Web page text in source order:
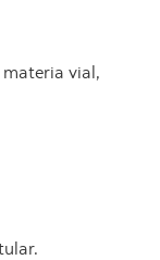
materia vial,